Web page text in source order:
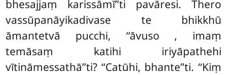
bhesajjaṃ karissāmī’’ti pavāresi. Thero
vassūpanāyikadivase te bhikkhū
āmantetvā pucchi, ‘‘āvuso , imaṃ
temāsaṃ katihi iriyāpathehi
vītināmessathā’’ti? ‘‘Catūhi, bhante’’ti. ‘‘Kiṃ